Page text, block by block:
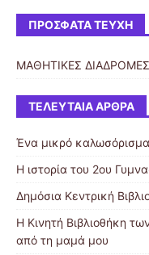
ΠΡΌΣΦΑΤΑ ΤΕΎΧΗ
ΜΑΘΗΤΙΚΕΣ ΔΙΑΔΡΟΜΕΣ
ΤΕΛΕΥΤΑΊΑ ΆΡΘΡΑ
Ένα μικρό
Η ιστορία του 2ου
Δημόσια Κεντρική
Η Κινητή Βιβλιοθήκη
από τη μαμά μου